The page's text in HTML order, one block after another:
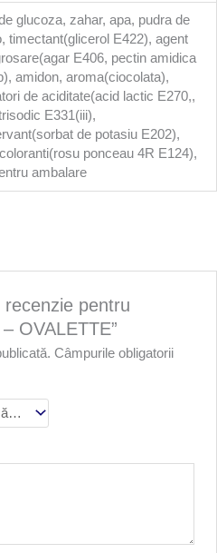
glucoza, zahar, apa, pudra de
timectant(glicerol E422), agent
E406, pectin amidica
amidon, aroma(ciocolata),
de aciditate(acid lactic E270,,
E331(iii),
de potasiu E202),
ponceau 4R E124),
ambalare
pentru
OVALETTE”
Câmpurile obligatorii